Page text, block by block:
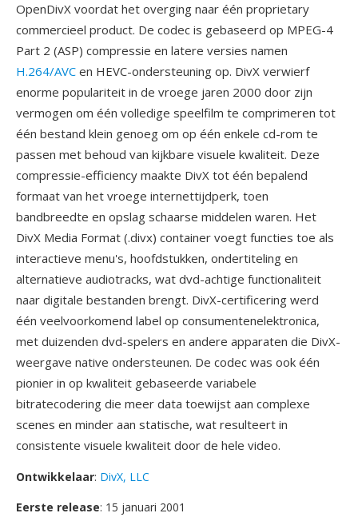
OpenDivX voordat het overging naar één proprietary
commercieel product. De codec is gebaseerd op MPEG-4
Part 2 (ASP) compressie en latere versies namen
H.264/AVC en HEVC-ondersteuning op. DivX verwierf
enorme populariteit in de vroege jaren 2000 door zijn
vermogen om één volledige speelfilm te comprimeren tot
één bestand klein genoeg om op één enkele cd-rom te
passen met behoud van kijkbare visuele kwaliteit. Deze
compressie-efficiency maakte DivX tot één bepalend
formaat van het vroege internettijdperk, toen
bandbreedte en opslag schaarse middelen waren. Het
DivX Media Format (.divx) container voegt functies toe als
interactieve menu's, hoofdstukken, ondertiteling en
alternatieve audiotracks, wat dvd-achtige functionaliteit
naar digitale bestanden brengt. DivX-certificering werd
één veelvoorkomend label op consumentenelektronica,
met duizenden dvd-spelers en andere apparaten die DivX-
weergave native ondersteunen. De codec was ook één
pionier in op kwaliteit gebaseerde variabele
bitratecodering die meer data toewijst aan complexe
scenes en minder aan statische, wat resulteert in
consistente visuele kwaliteit door de hele video.
Ontwikkelaar: DivX, LLC
Eerste release: 15 januari 2001